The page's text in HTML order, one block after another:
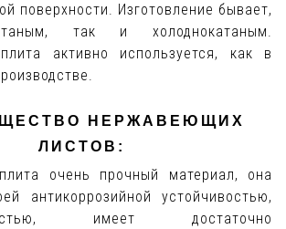
поверхности. Изготовление бывает,
так и холоднокатаным.
активно используется, как в
НЕРЖАВЕЮЩИХ
ЛИСТОВ:
очень прочный материал, она
антикоррозийной устойчивостью,
имеет достаточно